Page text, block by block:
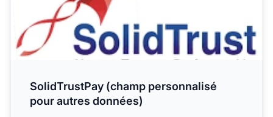
SolidTrustPay (champ personnalisé
pour autres données)